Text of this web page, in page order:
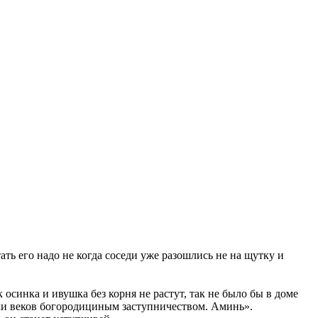
его надо не когда соседи уже разошлись не на щутку и
и ивушка без корня не растут, так не было бы в доме
веков богородициным заступничеством. Аминь».